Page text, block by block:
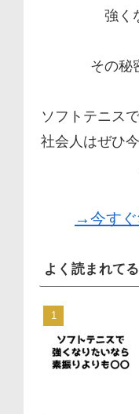
強く
その秘
ソフトテニス
社会人はぜひ
→今すぐ
よく読まれて